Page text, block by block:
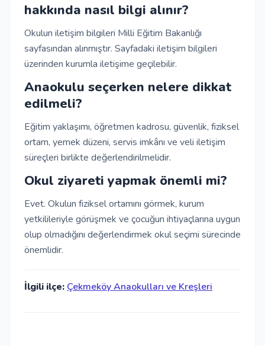
hakkında nasıl bilgi alınır?
Okulun iletişim bilgileri Milli Eğitim Bakanlığı
sayfasından alınmıştır. Sayfadaki iletişim bilgileri
üzerinden kurumla iletişime geçilebilir.
Anaokulu seçerken nelere dikkat
edilmeli?
Eğitim yaklaşımı, öğretmen kadrosu, güvenlik, fiziksel
ortam, yemek düzeni, servis imkânı ve veli iletişim
süreçleri birlikte değerlendirilmelidir.
Okul ziyareti yapmak önemli mi?
Evet. Okulun fiziksel ortamını görmek, kurum
yetkilileriyle görüşmek ve çocuğun ihtiyaçlarına uygun
olup olmadığını değerlendirmek okul seçimi sürecinde
önemlidir.
İlgili ilçe: Çekmeköy Anaokulları ve Kreşleri